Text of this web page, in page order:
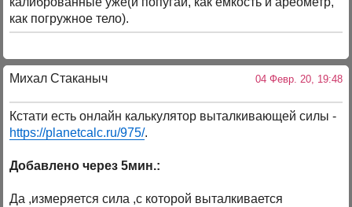
как погружное тело).
Михал Стаканыч 04 Февр. 20, 19:48
Кстати есть онлайн калькулятор выталкивающей силы -
https://planetcalc.ru/975/.
Добавлено через 5мин.:
Да ,измеряется сила ,с которой выталкивается